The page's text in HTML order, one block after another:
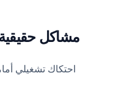
مشاكل
احتكاك تشغيلي